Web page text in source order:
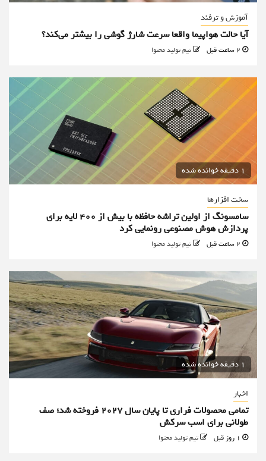
آموزش و ترفند
آیا حالت هواپیما واقعا سرعت شارژ گوشی را بیشتر می‌کند؟
تیم تولید محتوا
1 دقیقه خوانده شده
سخت افزارها
سامسونگ از اولین تراشه حافظه با بیش از ۴۰۰ لایه برای
پردازش هوش مصنوعی رونمایی کرد
تیم تولید محتوا
1 دقیقه خوانده شده
اخبار
تمامی محصولات فراری تا پایان سال ۲۰۲۷ فروخته شد؛ صف
طولانی برای اسب سرکش
تیم تولید محتوا